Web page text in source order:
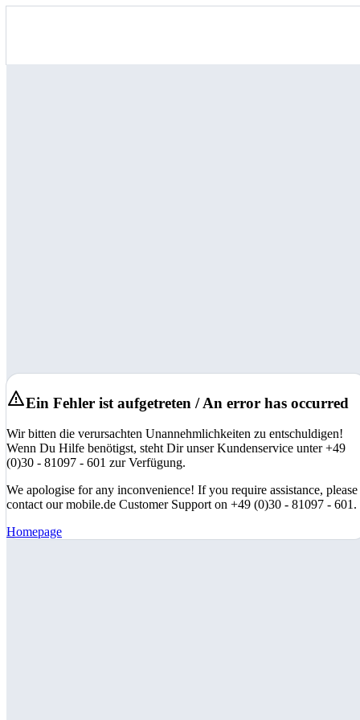
Ein Fehler ist aufgetreten / An error has occurred
Wir bitten die verursachten Unannehmlichkeiten zu entschuldigen!
Wenn Du Hilfe benötigst, steht Dir unser Kundenservice unter +49
(0)30 - 81097 - 601 zur Verfügung.
We apologise for any inconvenience! If you require assistance, please
contact our mobile.de Customer Support on +49 (0)30 - 81097 - 601.
Homepage